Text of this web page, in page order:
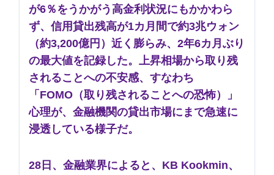
が6％をうかがう高金利状況にもかかわら
ず、信用貸出残高が1カ月間で約3兆ウォン
（約3,200億円）近く膨らみ、2年6カ月ぶり
の最大値を記録した。上昇相場から取り残
されることへの不安感、すなわち
「FOMO（取り残されることへの恐怖）」
心理が、金融機関の貸出市場にまで急速に
浸透している様子だ。
28日、金融業界によると、KB Kookmin、